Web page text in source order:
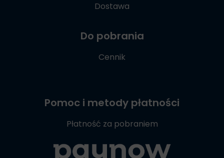
Dostawa
Do pobrania
Cennik
Pomoc i metody płatności
Płatność za pobraniem